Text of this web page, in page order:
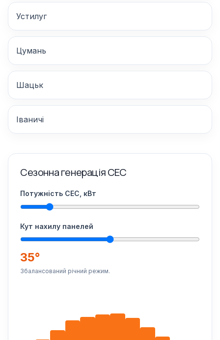
Устилуг
Цумань
Шацьк
Іваничі
Сезонна генерація СЕС
Потужність СЕС, кВт
Кут нахилу панелей
35°
Збалансований річний режим.